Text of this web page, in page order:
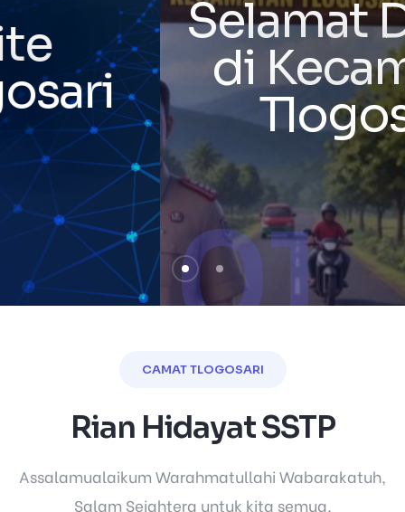
Selamat Datang
di Kecamatan
Tlogosari
01
CAMAT TLOGOSARI
Rian Hidayat SSTP
Assalamualaikum Warahmatullahi Wabarakatuh,
Salam Sejahtera untuk kita semua,